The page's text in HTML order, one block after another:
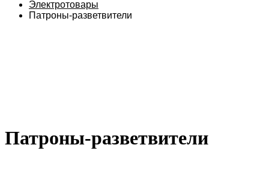
Электротовары
Патроны-разветвители
Патроны-разветвители